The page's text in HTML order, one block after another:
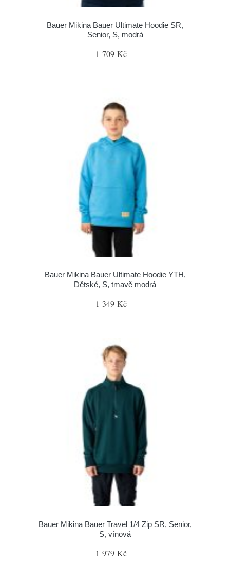
Bauer Mikina Bauer Ultimate Hoodie SR,
Senior, S, modrá
1 709 Kč
Bauer Mikina Bauer Ultimate Hoodie YTH,
Dětské, S, tmavě modrá
1 349 Kč
Bauer Mikina Bauer Travel 1/4 Zip SR, Senior,
S, vínová
1 979 Kč